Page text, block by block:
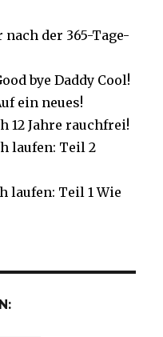
der 365-Tage-
bye Daddy Cool!
ein neues!
12 Jahre rauchfrei!
laufen: Teil 2
laufen: Teil 1 Wie